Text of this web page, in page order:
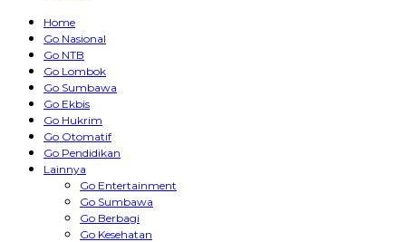
Home
Go Nasional
Go NTB
Go Lombok
Go Sumbawa
Go Ekbis
Go Hukrim
Go Otomatif
Go Pendidikan
Lainnya
Go Entertainment
Go Sumbawa
Go Berbagi
Go Kesehatan